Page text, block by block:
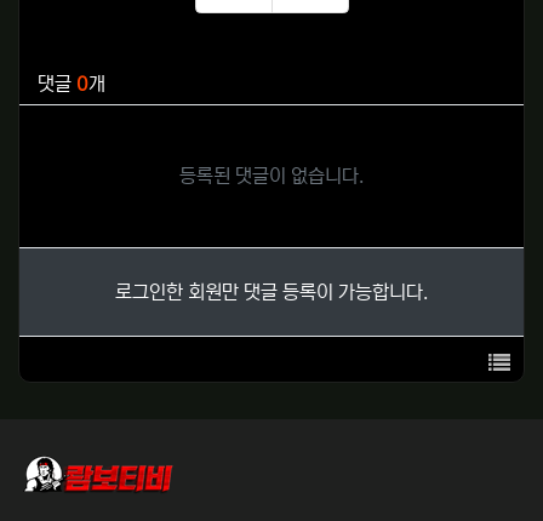
추천
비추천
댓글 0개
등록된 댓글이 없습니다.
로그인한 회원만 댓글 등록이 가능합니다.
목록